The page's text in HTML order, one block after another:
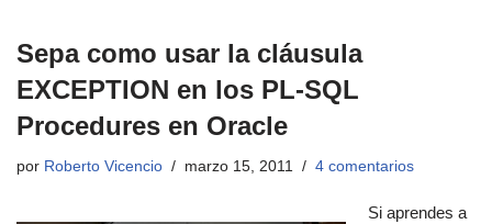
Sepa como usar la cláusula
EXCEPTION en los PL-SQL
Procedures en Oracle
por Roberto Vicencio marzo 15, 2011 4 comentarios
Si aprendes a